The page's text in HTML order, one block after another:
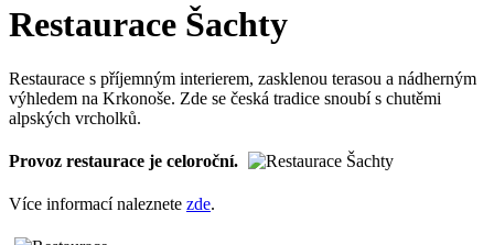
Restaurace Šachty
Restaurace s příjemným interierem, zasklenou terasou a nádherným
výhledem na Krkonoše. Zde se česká tradice snoubí s chutěmi
alpských vrcholků.
Provoz restaurace je celoroční.
Více informací naleznete zde.